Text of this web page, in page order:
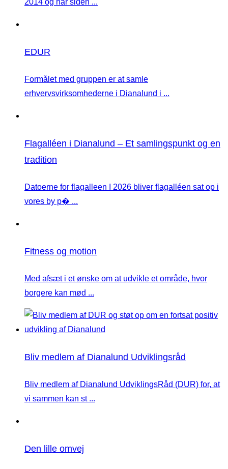
2014 og har siden ...
EDUR
Formålet med gruppen er at samle
erhvervsvirksomhederne i Dianalund i ...
Flagalléen i Dianalund – Et samlingspunkt og en
tradition
Datoerne for flagalleen I 2026 bliver flagalléen sat op i
vores by p� ...
Fitness og motion
Med afsæt i et ønske om at udvikle et område, hvor
borgere kan mød ...
Bliv medlem af Dianalund Udviklingsråd
Bliv medlem af Dianalund UdviklingsRåd (DUR) for, at
vi sammen kan st ...
Den lille omvej